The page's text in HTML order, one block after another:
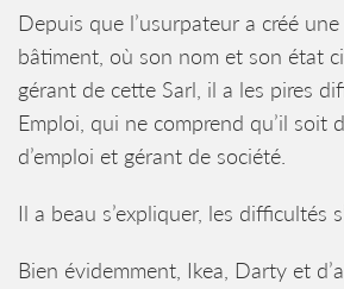
Depuis que l’usurpateur a créé
bâtiment, où son nom et son état
gérant de cette Sarl, il a les pires
Emploi, qui ne comprend qu’il soit
d’emploi et gérant de société.
Il a beau s’expliquer, les difficultés
Bien évidemment, Ikea, Darty et